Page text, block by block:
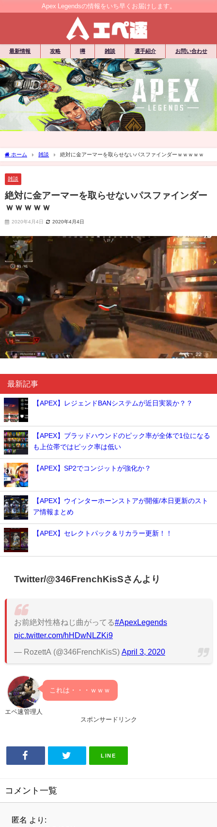
Apex Legendsの情報をいち早くお届けします。
最新情報 攻略 噂 雑談 選手紹介 お問い合わせ
ホーム 雑談 絶対に金アーマーを取らせないパスファインダーｗｗｗｗｗ
雑談
絶対に金アーマーを取らせないパスファインダー
ｗｗｗｗｗ
2020年4月4日 2020年4月4日
最新記事
【APEX】レジェンドBANシステムが近日実装か？？
【APEX】ブラッドハウンドのピック率が全体で1位になる
も上位帯ではピック率は低い
【APEX】SP2でコンジットが強化か？
【APEX】ウインターホーンストアが開催/本日更新のスト
ア情報まとめ
【APEX】セレクトパック＆リカラー更新！！
Twitter/@346FrenchKisSさんより
お前絶対性格ねじ曲がってる#ApexLegends
pic.twitter.com/hHDwNLZKi9
— RozettA (@346FrenchKisS) April 3, 2020
エペ速管理人
これは・・・ｗｗｗ
スポンサードリンク
LINE
コメント一覧
匿名 より: